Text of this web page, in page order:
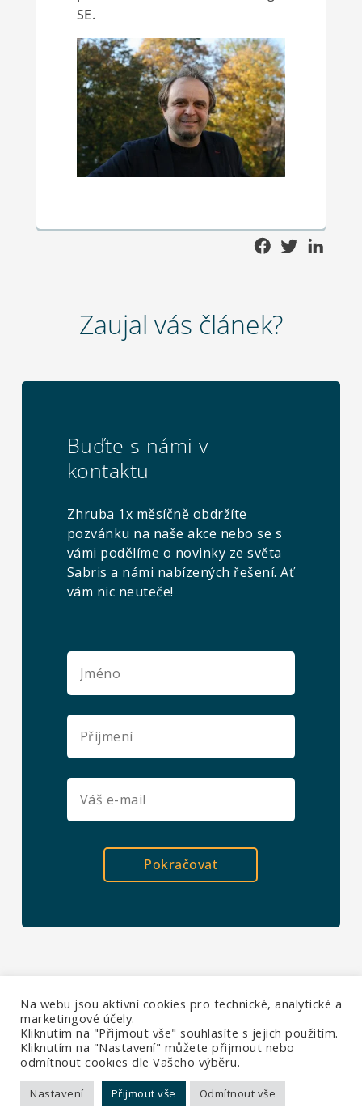
SE.
Zaujal vás článek?
Buďte s námi v
kontaktu
Zhruba 1x měsíčně obdržíte
pozvánku na naše akce nebo se s
vámi podělíme o novinky ze světa
Sabris a námi nabízených řešení. Ať
vám nic neuteče!
Pokračovat
Ochrana soukromí|Všechna práva vyhrazena ©
2026 Sabris
Na webu jsou aktivní cookies pro technické, analytické a
marketingové účely.
Kliknutím na "Přijmout vše" souhlasíte s jejich použitím.
Kliknutím na "Nastavení" můžete přijmout nebo
odmítnout cookies dle Vašeho výběru.
Nastavení Přijmout vše Odmítnout vše